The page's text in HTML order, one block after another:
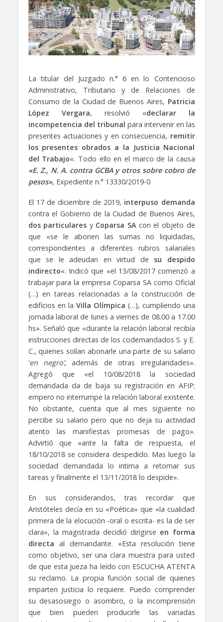
La titular del Juzgado n.° 6 en lo Contencioso
Administrativo, Tributario y de Relaciones de
Consumo de la Ciudad de Buenos Aires, Patricia
López Vergara, resolvió «declarar la
incompetencia del tribunal para intervenir en las
presentes actuaciones y en consecuencia, remitir
los presentes obrados a la Justicia Nacional
del Trabajo«. Todo ello en el marco de la causa
«E. Z., N. A. contra GCBA y otros sobre cobro de
pesos», Expediente n.° 13330/2019-0
El 17 de diciembre de 2019, interpuso demanda
contra el Gobierno de la Ciudad de Buenos Aires,
dos particulares y Coparsa SA con el objeto de
que «se le abonen las sumas no liquidadas,
correspondientes a diferentes rubros salariales
que se le adeudan en virtud de su despido
indirecto«. Indicó que «el 13/08/2017 comenzó a
trabajar para la empresa Coparsa SA como Oficial
(…) en tareas relacionadas a la construcción de
edificios en la Villa Olímpica (…), cumpliendo una
jornada laboral de lunes a viernes de 08.00 a 17.00
hs». Señaló que «durante la relación laboral recibía
instrucciones directas de los codemandados S. y E.
C., quienes solían abonarle una parte de su salario
‘en negro’, además de otras irregularidades».
Agregó que «el 10/08/2018 la sociedad
demandada da de baja su registración en AFIP;
empero no interrumpe la relación laboral existente.
No obstante, cuenta que al mes siguiente no
percibe su salario pero que no deja su actividad
atento las manifiestas promesas de pago».
Advirtió que «ante la falta de respuesta, el
18/10/2018 se considera despedido. Mas luego la
sociedad demandada lo intima a retomar sus
tareas y finalmente el 13/11/2018 lo despide».
En sus considerandos, tras recordar que
Aristóteles decía en su «Poética» que «la cualidad
primera de la elocución -oral o escrita- es la de ser
clara», la magistrada decidió dirigirse en forma
directa al demandante. «Esta resolución tiene
como objetivo, ser una clara muestra para usted
de que esta jueza ha leído con ESCUCHA ATENTA
su reclamo. La propia función social de quienes
imparten justicia lo requiere. Puedo comprender
su desasosiego o asombro, o la incomprensión
que bien pueden producirle las variadas